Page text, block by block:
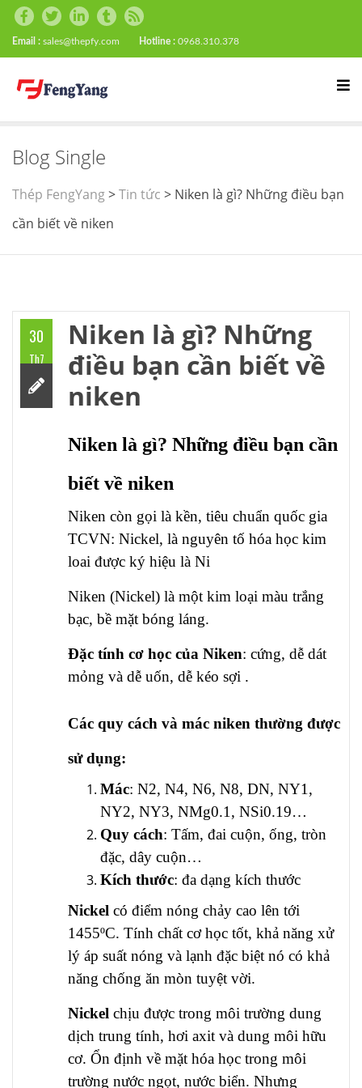
Email : sales@thepfy.com Hotline : 0968.310.378
Blog Single
Thép FengYang>Tin tức > Niken là gì? Những điều bạn
cần biết về niken
30
Th7
Niken là gì? Những
điều bạn cần biết về
niken
Niken là gì? Những điều bạn cần
biết về niken
Niken còn gọi là kền, tiêu chuẩn quốc gia
TCVN: Nickel, là nguyên tố hóa học kim
loai được ký hiệu là Ni
Niken (Nickel) là một kim loại màu trắng
bạc, bề mặt bóng láng.
Đặc tính cơ học của Niken: cứng, dễ dát
mỏng và dễ uốn, dễ kéo sợi .
Các quy cách và mác niken thường được
sử dụng:
Mác: N2, N4, N6, N8, DN, NY1,
NY2, NY3, NMg0.1, NSi0.19…
Quy cách: Tấm, đai cuộn, ống, tròn
đặc, dây cuộn…
Kích thước: đa dạng kích thước
Nickel có điểm nóng chảy cao lên tới
1455ºC. Tính chất cơ học tốt, khả năng xử
lý áp suất nóng và lạnh đặc biệt nó có khả
năng chống ăn mòn tuyệt vời.
Nickel chịu được trong môi trường dung
dịch trung tính, hơi axit và dung môi hữu
cơ. Ổn định về mặt hóa học trong môi
trường nước ngọt, nước biển. Nhưng